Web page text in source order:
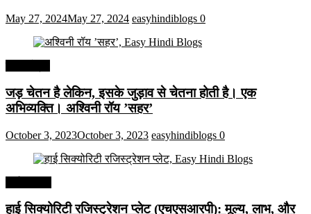
May 27, 2024May 27, 2024 easyhindiblogs 0
जड़ चेतन है लेकिन, इसके जुड़ाव से चेतना होती है। एक
अभिव्यक्ति। अश्विनी रॉय ’सहर’
October 3, 2023October 3, 2023 easyhindiblogs 0
हाई सिक्योरिटी रजिस्ट्रेशन प्लेट (एचएसआरपी): मूल्य, लाभ, और